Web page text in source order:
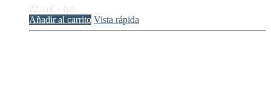
22,21 € + IVA
Añadir al carrito Vista rápida